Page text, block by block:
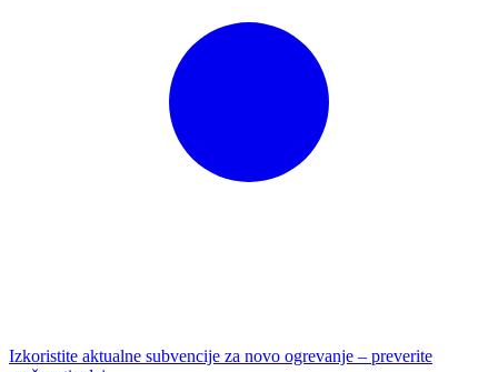
Izkoristite aktualne subvencije za novo ogrevanje – preverite